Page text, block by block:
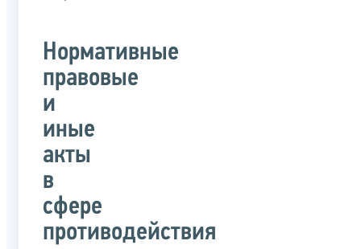
Нормативные
правовые
и
иные
акты
в
сфере
противодействия